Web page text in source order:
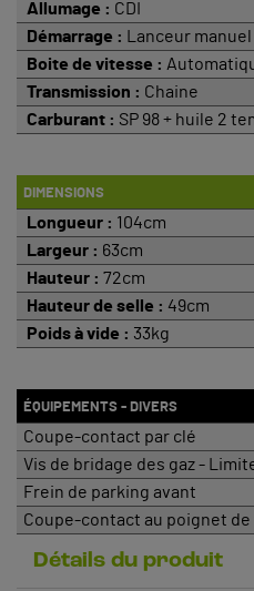
Allumage : CDI
Démarrage : Lanceur
Boite de vitesse :
Transmission : Chaine
Carburant : SP 98 + huile 2
DIMENSIONS
Longueur : 104cm
Largeur : 63cm
Hauteur : 72cm
Hauteur de selle : 49cm
Poids à vide : 33kg
ÉQUIPEMENTS - DIVERS
Coupe-contact par clé
Vis de bridage des gaz -
Frein de parking avant
Coupe-contact au poignet
Détails du produit